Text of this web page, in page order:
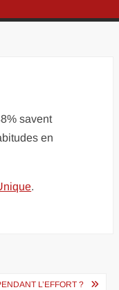
savent
en
.
L’EFFORT ?